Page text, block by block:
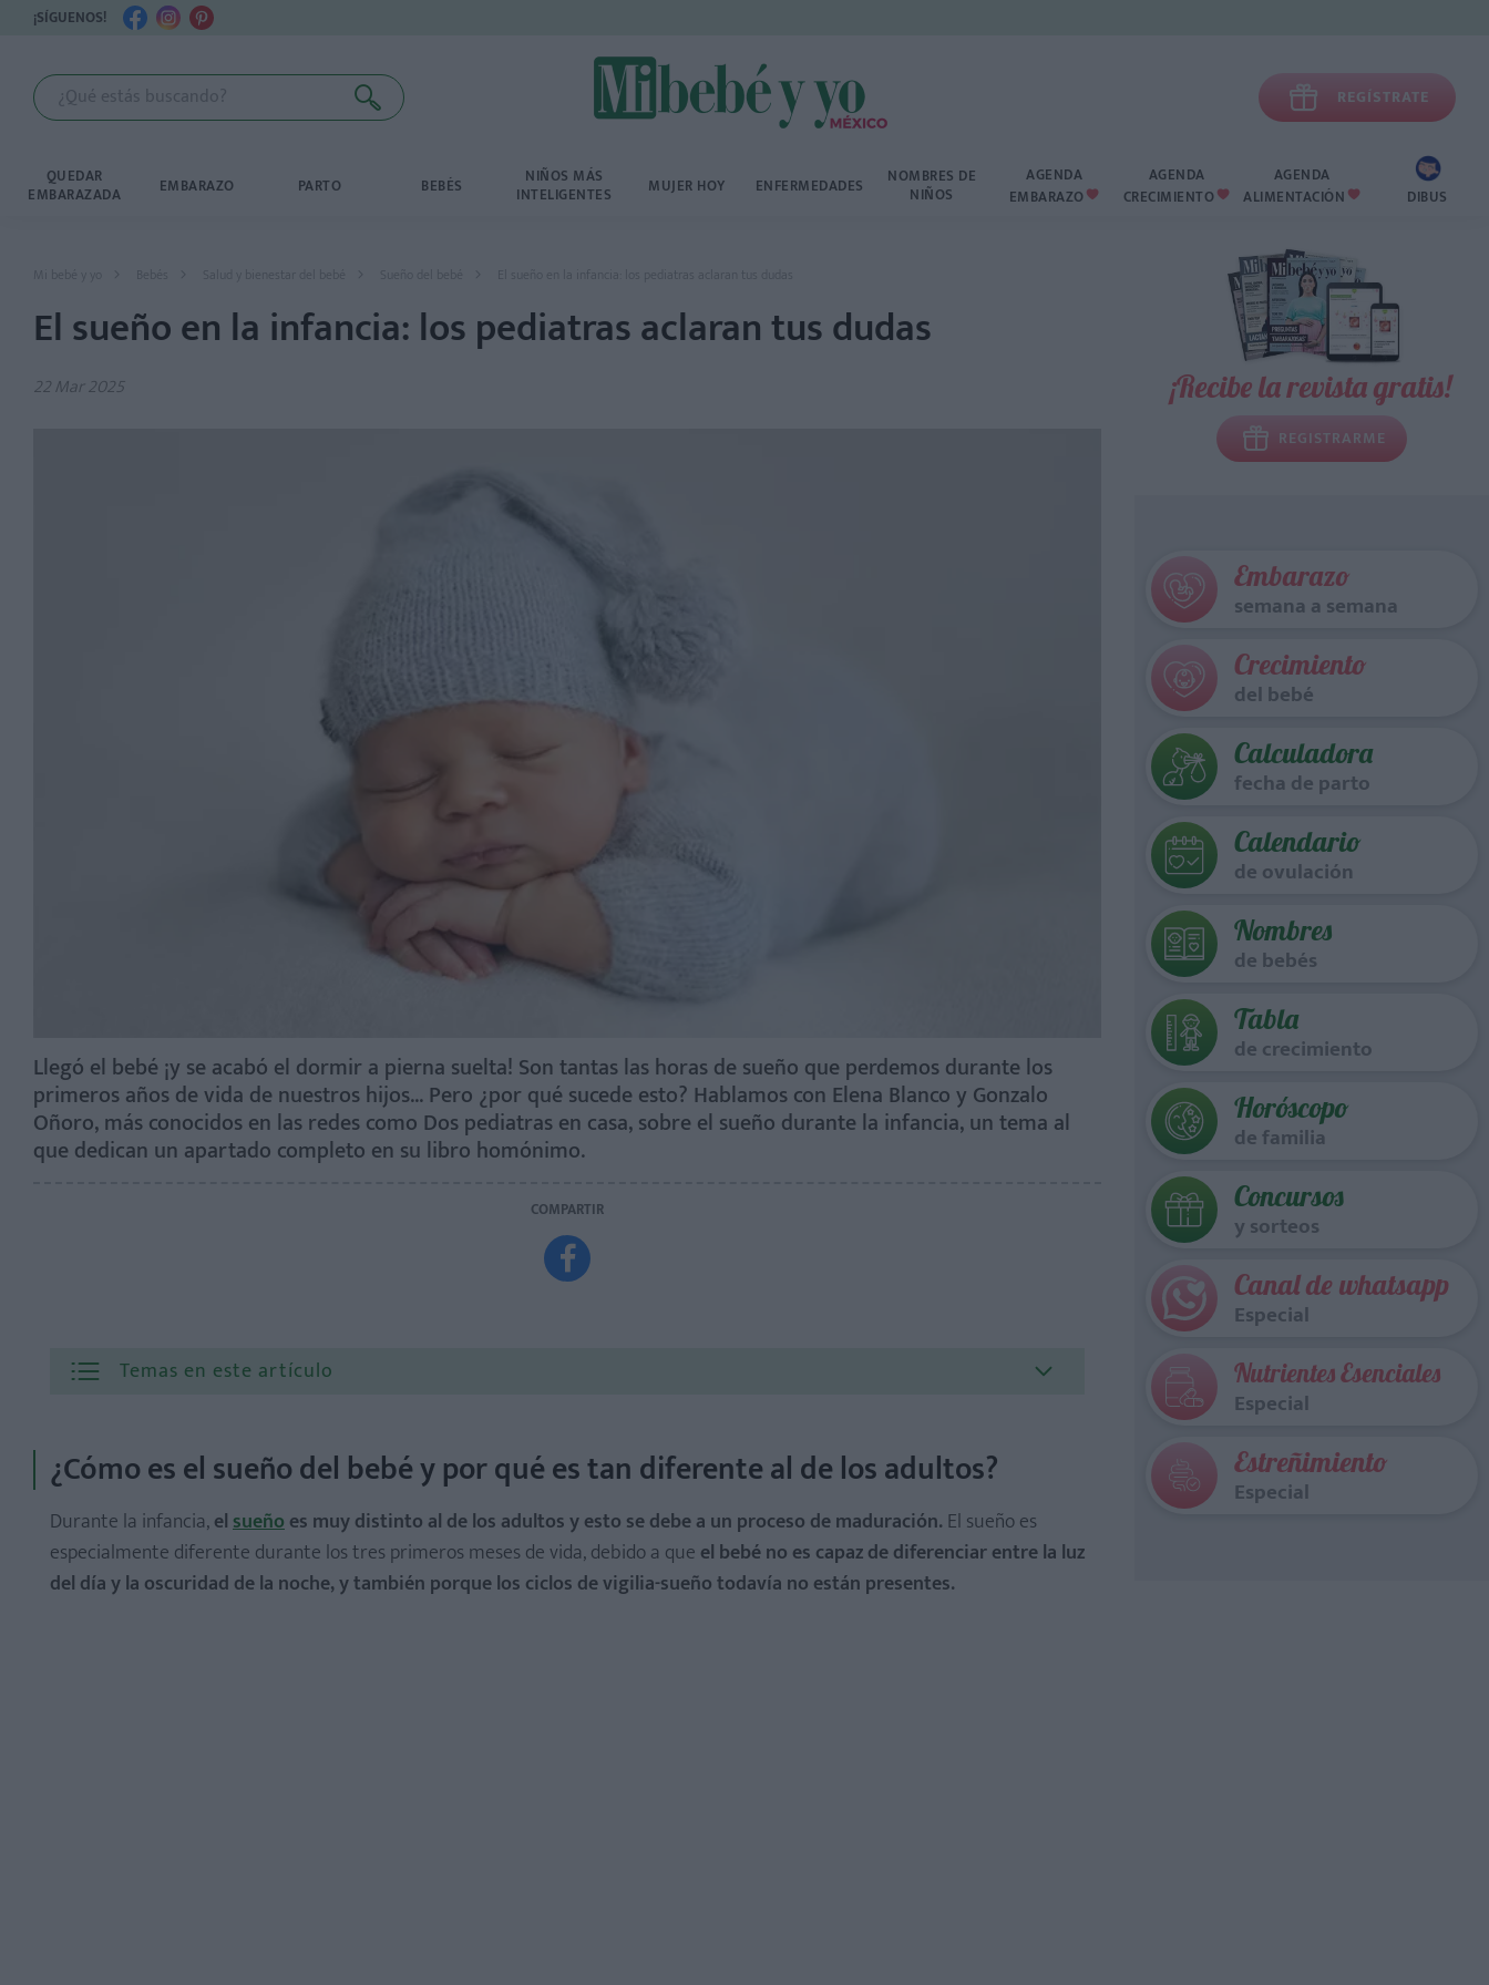
¡SÍGUENOS!
 REGÍSTRATE
QUEDAR
EMBARAZADA EMBARAZO PARTO BEBÉS NIÑOS MÁS
INTELIGENTES MUJER HOY ENFERMEDADES NOMBRES DE
NIÑOS
AGENDA
EMBARAZO 
AGENDA
CRECIMIENTO 
AGENDA
ALIMENTACIÓN  DIBUS
Mi bebé y yo Bebés Salud y bienestar del bebé El sueño en la infancia: los pediatras aclaran tus dudas
El sueño en la infancia: los pediatras aclaran tus dudas
22 Mar 2025
Llegó el bebé ¡y se acabó el dormir a pierna suelta! Son tantas las horas de sueño que perdemos durante los
primeros años de vida de nuestros hijos... Pero ¿por qué sucede esto? Hablamos con Elena Blanco y Gonzalo
Oñoro, más conocidos en las redes como Dos pediatras en casa, sobre el sueño durante la infancia, un tema al
que dedican un apartado completo en su libro homónimo.
COMPARTIR

Temas en este artículo
¿Cómo es el sueño del bebé y por qué es tan diferente al de los adultos?
Durante la infancia,elsueñoes muy distinto al de los adultos y esto se debe a un proceso de maduración. El sueño es
especialmente diferente durante los tres primeros meses de vida, debido a que el bebé no es capaz de diferenciar entre la luz
del día y la oscuridad de la noche, y también porque los ciclos de vigilia-sueño todavía no están presentes.
¡Recibe la revista gratis!
REGISTRARME
Embarazo
semana a semana
Crecimiento
del bebé
Calculadora
fecha de parto
Calendario
de ovulación
Nombres
de bebés
Tabla
de crecimiento
Horóscopo
de familia
Concursos
y sorteos
Canal de whatsapp
Especial
Nutrientes Esenciales
Especial
Estreñimiento
Especial